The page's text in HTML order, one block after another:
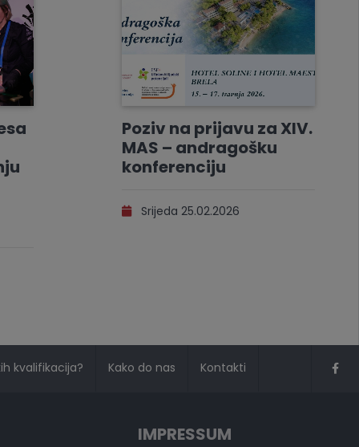
Poziv na prijavu za XIV.
MAS – andragošku
konferenciju
Srijeda 25.02.2026
kvalifikacija? Kako do nas Kontakti
IMPRESSUM